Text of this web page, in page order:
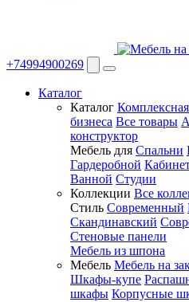
+74994900269
Каталог
Каталог
бизнеса Все товары
конструктор
Мебель для Спальни
Гардеробной
Ванной Студии
Коллекции Все
Стиль Современный
Скандинавский
Стеновые панели
Мебель из шпона
Мебель Мебель на
Шкафы-купе
шкафы Корпусные